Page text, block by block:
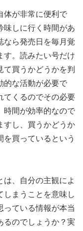
体が非常に便利で
味しに行く時間があ
なら発売日を毎月覚
す。読みたい号だけ
買うかどうかを判
的な活動が必要で
てくるのでその必要
時間が効率的なので
すし、買うかどうか
買っているという
は、自分の主観によ
しまうことを意味し
っている情報が本当
るのでしょうか？実